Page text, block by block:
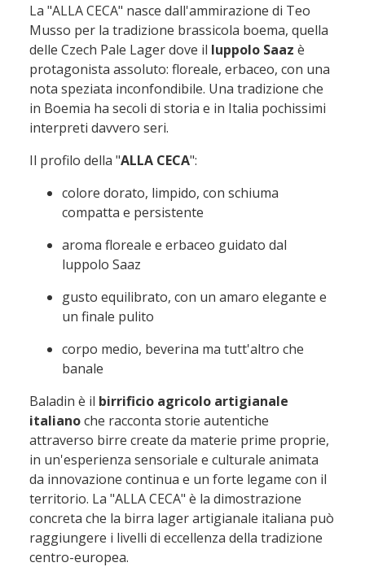
La "ALLA CECA" nasce dall'ammirazione di Teo
Musso per la tradizione brassicola boema, quella
delle Czech Pale Lager dove il luppolo Saaz è
protagonista assoluto: floreale, erbaceo, con una
nota speziata inconfondibile. Una tradizione che
in Boemia ha secoli di storia e in Italia pochissimi
interpreti davvero seri.
Il profilo della "ALLA CECA":
colore dorato, limpido, con schiuma
compatta e persistente
aroma floreale e erbaceo guidato dal
luppolo Saaz
gusto equilibrato, con un amaro elegante e
un finale pulito
corpo medio, beverina ma tutt'altro che
banale
Baladin è il birrificio agricolo artigianale
italianoche racconta storie autentiche
attraverso birre create da materie prime proprie,
in un'esperienza sensoriale e culturale animata
da innovazione continua e un forte legame con il
territorio. La "ALLA CECA" è la dimostrazione
concreta che la birra lager artigianale italiana può
raggiungere i livelli di eccellenza della tradizione
centro-europea.